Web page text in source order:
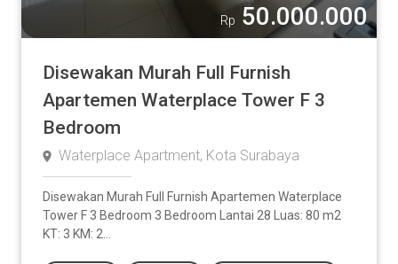
Rp 50.000.000
Disewakan Murah Full Furnish
Apartemen Waterplace Tower F 3
Bedroom
Waterplace Apartment, Kota Surabaya
Disewakan Murah Full Furnish Apartemen Waterplace
Tower F 3 Bedroom 3 Bedroom Lantai 28 Luas: 80 m2
KT: 3 KM: 2...